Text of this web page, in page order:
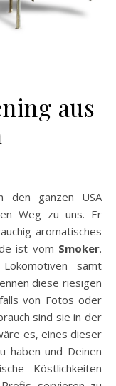
aus
Weg zu uns. Er
aromatisches
ist vom Smoker.
samt
diese riesigen
von Fotos oder
sind sie in der
es, eines dieser
haben und Deinen
Köstlichkeiten